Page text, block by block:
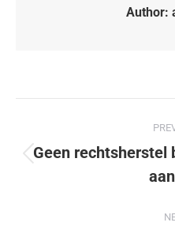
Author:
Geen rechtsherstel